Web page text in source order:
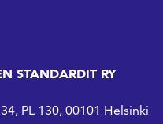
STANDARDIT RY
PL 130, 00101 Helsinki